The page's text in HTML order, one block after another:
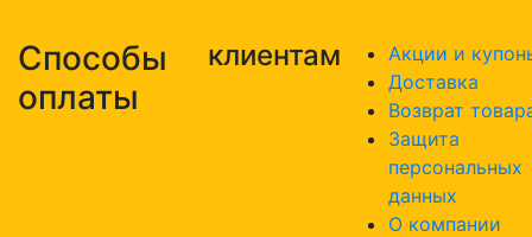
Способы
оплаты
клиентам
Акции и
Доставка
Возврат
Защита
персональных
данных
О компании